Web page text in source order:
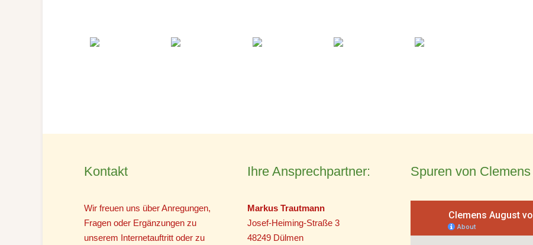
Kontakt
Wir freuen uns über Anregungen,
Fragen oder Ergänzungen zu
unserem Internetauftritt oder zu
Ihre Ansprechpartner:
Markus Trautmann
Josef-Heiming-Straße 3
48249 Dülmen
Spuren von